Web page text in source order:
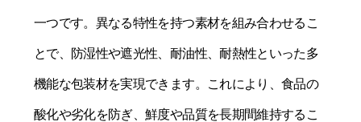
一つです。異なる特性を持つ素材を組み合わせるこ
とで、防湿性や遮光性、耐油性、耐熱性といった多
機能な包装材を実現できます。これにより、食品の
酸化や劣化を防ぎ、鮮度や品質を長期間維持するこ